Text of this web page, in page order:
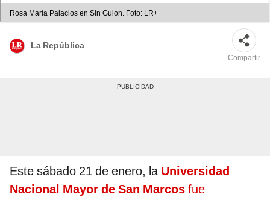
Rosa María Palacios en Sin Guion. Foto: LR+
La República
Compartir
Este sábado 21 de enero, la Universidad
Nacional Mayor de San Marcos fue